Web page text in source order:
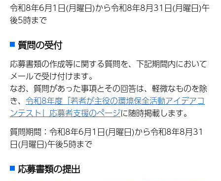
令和8年6月1日(月曜日)から令和8年8月31日(月曜日)午
後5時まで
質問の受付
応募書類の作成等に関する質問を、下記期間内において
メールで受け付けます。
なお、質問があった事項とその回答は、軽微なものを除
き、 令和8年度「若者が主役の環境保全活動アイデアコ
ンテスト」応募者支援のページに随時掲載します。
質問期間：令和8年6月1日(月曜日)から令和8年8月31
日(月曜日)午後5時まで
応募書類の提出